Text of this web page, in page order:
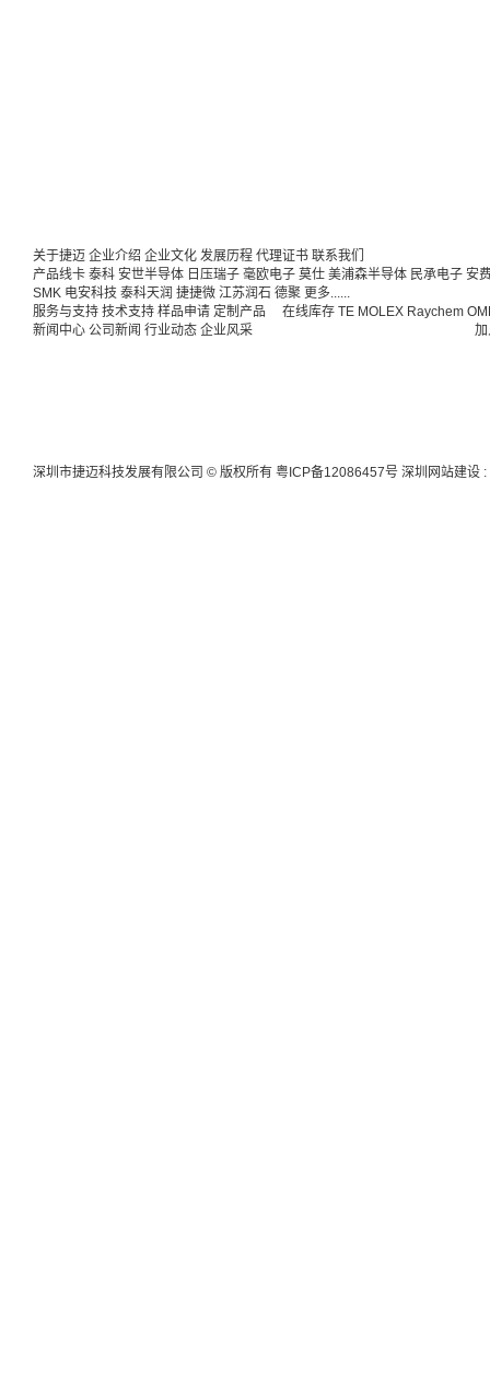
关于捷迈 企业介绍 企业文化 发展历程 代理证书 联系我们
产品线卡 泰科 安世半导体 日压瑞子 毫欧电子 莫仕 美浦森半导体 民承电子 安
SMK 电安科技 泰科天润 捷捷微 江苏润石 德聚 更多......
服务与支持 技术支持 样品申请 定制产品 在线库存 TE MOLEX Raychem
新闻中心 公司新闻 行业动态 企业风采
深圳市捷迈科技发展有限公司 © 版权所有 粤ICP备12086457号 深圳网站建设 :